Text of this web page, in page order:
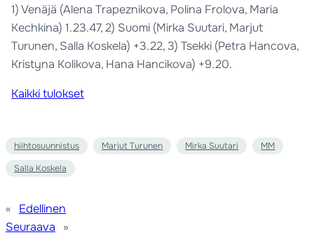
1) Venäjä (Alena Trapeznikova, Polina Frolova, Maria
Kechkina) 1.23.47, 2) Suomi (Mirka Suutari, Marjut
Turunen, Salla Koskela) +3.22, 3) Tsekki (Petra Hancova,
Kristyna Kolikova, Hana Hancikova) +9.20.
Kaikki tulokset
hiihtosuunnistus Marjut Turunen Mirka Suutari MM
Salla Koskela
«
Edellinen
Seuraava
»